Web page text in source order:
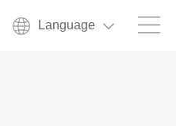
Language